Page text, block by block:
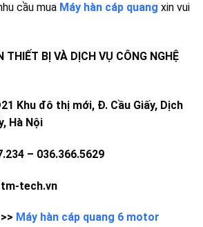
cầu mua Máy hàn cáp quang xin vui
THIẾT BỊ VÀ DỊCH VỤ CÔNG NGHỆ
Khu đô thị mới, Đ. Cầu Giấy, Dịch
Hà Nội
– 036.366.5629
tech.vn
Máy hàn cáp quang 6 motor